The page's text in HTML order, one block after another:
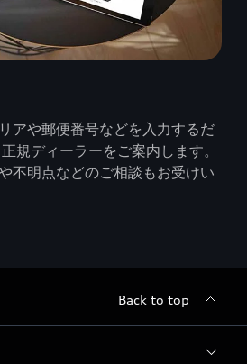
アや郵便番号などを入力するだ
規ディーラーをご案内します。
不明点などのご相談もお受けい
Back to top